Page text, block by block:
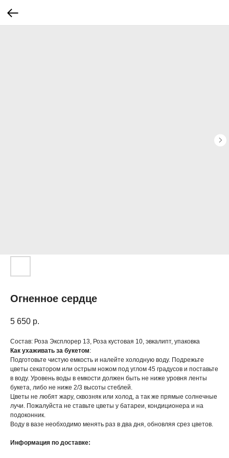
Огненное сердце
5 650 р.
Состав: Роза Эксплорер 13, Роза кустовая 10, эвкалипт, упаковка
Как ухаживать за букетом:
Подготовьте чистую емкость и налейте холодную воду. Подрежьте
цветы секатором или острым ножом под углом 45 градусов и поставьте
в воду. Уровень воды в емкости должен быть не ниже уровня ленты
букета, либо не ниже 2/3 высоты стеблей.
Цветы не любят жару, сквозняк или холод, а так же прямые солнечные
лучи. Пожалуйста не ставьте цветы у батареи, кондиционера и на
подоконник.
Воду в вазе необходимо менять раз в два дня, обновляя срез цветов.
Информация по доставке: